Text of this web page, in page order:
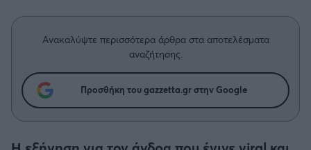
Άρης
ΟΦΗ
Μια Ιστορία από την Πόλη
Ανακαλύψτε περισσότερα άρθρα στα αποτελέσματα
αναζήτησης.
Προσθήκη του gazzetta.gr στην Google